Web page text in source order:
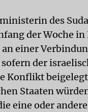
des
der Woche
einer
der
Konflikt
Staaten
eine oder